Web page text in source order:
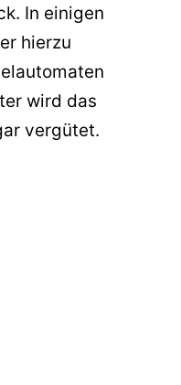
In einigen
hierzu
wird das
vergütet.